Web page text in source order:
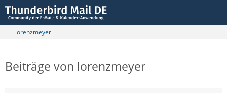
lorenzmeyer
Beiträge von lorenzmeyer